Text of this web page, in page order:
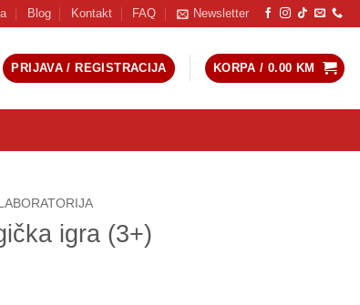
Blog Kontakt FAQ Newsletter
PRIJAVA / REGISTRACIJA KORPA / 0.00 KM
igra (3+)